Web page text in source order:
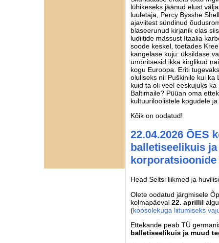
lühikeseks jäänud elust
luuletaja, Percy Bysshe
ajaviitest sündinud
blaseerunud kirjanik elas
ludiitide mässust Itaalia
soode keskel, toetades
kangelase kuju: üksildase
ümbritsesid ikka kirglikud
kogu Euroopa. Eriti
oluliseks nii Puškinile kui ka
kuid ta oli veel eeskujuks
Baltimaile? Püüan oma
kultuuriloolistele kogudele
Kõik on oodatud!
22.04.2026 ÕES
balletiseelikuis
Head Seltsi liikmed ja
Olete oodatud järgmisele
kolmapäeval 22. aprillil
(koosolekuga liitumiseks
Ettekande peab TÜ
balletiseelikuis ja muud